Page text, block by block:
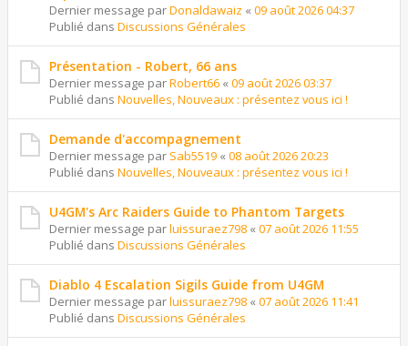
Dernier message parDonaldawaiz « 09 août 2026 04:37
Publié dans Discussions Générales
Présentation - Robert, 66 ans
Dernier message parRobert66 « 09 août 2026 03:37
Publié dans Nouvelles, Nouveaux : présentez vous ici !
Demande d'accompagnement
Dernier message par Sab5519 « 08 août 2026 20:23
Publié dans Nouvelles, Nouveaux : présentez vous ici !
U4GM's Arc Raiders Guide to Phantom Targets
Dernier message parluissuraez798 « 07 août 2026 11:55
Publié dans Discussions Générales
Diablo 4 Escalation Sigils Guide from U4GM
Dernier message parluissuraez798 « 07 août 2026 11:41
Publié dans Discussions Générales